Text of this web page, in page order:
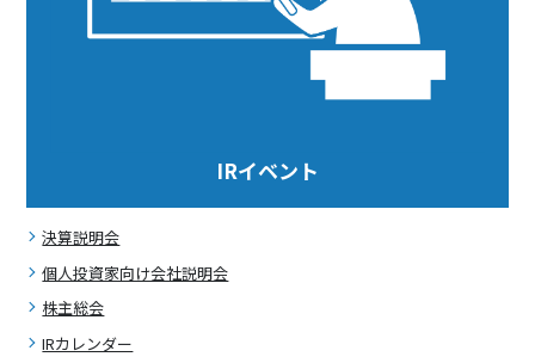
IRイベント
決算説明会
個人投資家向け会社説明会
株主総会
IRカレンダー